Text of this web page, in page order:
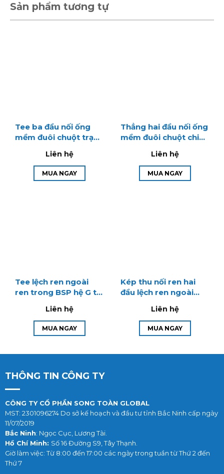
Sản phẩm tương tự
Tee ba đầu nối ống
mềm đuôi chuột trạc
Liên hệ
MUA NGAY
Thẳng hai đầu nối ống
mềm đuôi chuột chia
Liên hệ
MUA NGAY
Tee lệch ren ngoài
ren trong BSP hệ G tê
Liên hệ
MUA NGAY
Kép thu nối ren hai
đầu lệch ren ngoài
Man cútLiên hệ
MUA NGAY
THÔNG TIN CÔNG TY
CÔNG TY CỔ PHẦN SONG TOÀN GLOBAL
MST: 2301096274 Do sở kế hoạch và đầu tư tỉnh Bắc Ninh cấp ngày
11/07/2019
Bắc Ninh: Ngọc Cục, Lương Tài.
Hồ Chí Minh: Số 16 Đường S9, Tây Thạnh.
Giờ làm việc: Từ 8:00 đến 17:00 các ngày trong tuần từ Thứ 2 đến
Thứ 7